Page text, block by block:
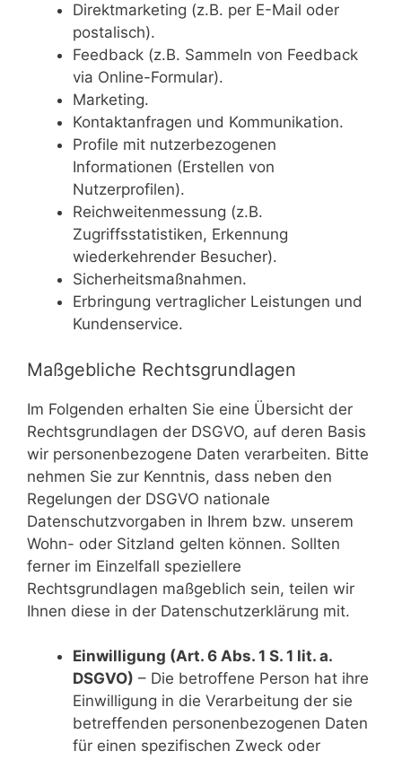
Direktmarketing (z.B. per E-Mail oder
postalisch).
Feedback (z.B. Sammeln von Feedback
via Online-Formular).
Marketing.
Kontaktanfragen und Kommunikation.
Profile mit nutzerbezogenen
Informationen (Erstellen von
Nutzerprofilen).
Reichweitenmessung (z.B.
Zugriffsstatistiken, Erkennung
wiederkehrender Besucher).
Sicherheitsmaßnahmen.
Erbringung vertraglicher Leistungen und
Kundenservice.
Maßgebliche Rechtsgrundlagen
Im Folgenden erhalten Sie eine Übersicht der
Rechtsgrundlagen der DSGVO, auf deren Basis
wir personenbezogene Daten verarbeiten. Bitte
nehmen Sie zur Kenntnis, dass neben den
Regelungen der DSGVO nationale
Datenschutzvorgaben in Ihrem bzw. unserem
Wohn- oder Sitzland gelten können. Sollten
ferner im Einzelfall speziellere
Rechtsgrundlagen maßgeblich sein, teilen wir
Ihnen diese in der Datenschutzerklärung mit.
Einwilligung (Art. 6 Abs. 1 S. 1 lit. a.
DSGVO) – Die betroffene Person hat ihre
Einwilligung in die Verarbeitung der sie
betreffenden personenbezogenen Daten
für einen spezifischen Zweck oder